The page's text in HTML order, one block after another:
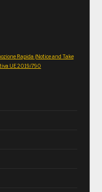
Rapida (Notice and Take
UE 2019/790